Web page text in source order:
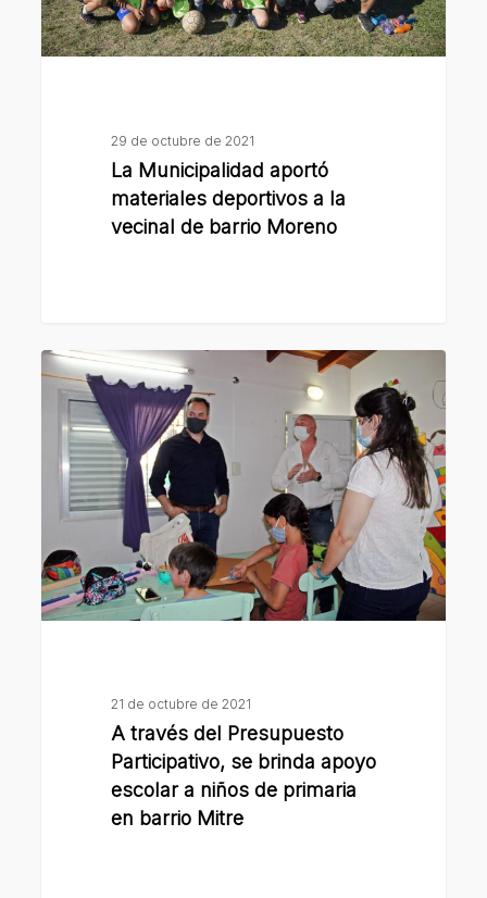
vecinal
de
29 de octubre de 2021
La Municipalidad aportó
materiales deportivos a la
vecinal de barrio Moreno
A
través
del
Presupuesto
Participativo,
se
brinda
apoyo
escolar
primaria
21 de octubre de 2021
A través del Presupuesto
Participativo, se brinda apoyo
escolar a niños de primaria
en barrio Mitre